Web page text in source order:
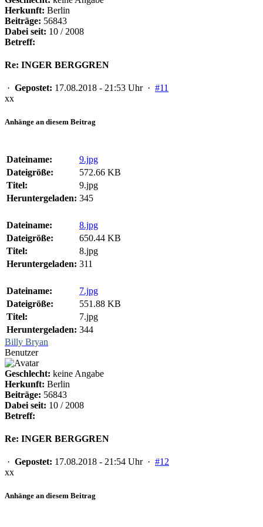
Herkunft: Berlin
Beiträge: 56843
Dabei seit: 10 / 2008
Betreff:
Re: INGER BERGGREN
· Gepostet: 17.08.2018 - 21:53 Uhr · #11
xx
Anhänge an diesem Beitrag
Dateiname:
9.jpg
Dateigröße:
572.66 KB
Titel:
9.jpg
Heruntergeladen: 345
Dateiname:
8.jpg
Dateigröße:
650.44 KB
Titel:
8.jpg
Heruntergeladen: 311
Dateiname:
7.jpg
Dateigröße:
551.88 KB
Titel:
7.jpg
Heruntergeladen: 344
Billy Bryan
Benutzer
Geschlecht: keine Angabe
Herkunft: Berlin
Beiträge: 56843
Dabei seit: 10 / 2008
Betreff:
Re: INGER BERGGREN
· Gepostet: 17.08.2018 - 21:54 Uhr · #12
xx
Anhänge an diesem Beitrag